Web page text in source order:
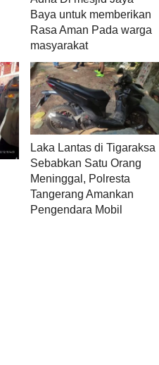
Baya untuk memberikan
Rasa Aman Pada warga
masyarakat
Laka Lantas di Tigaraksa
Sebabkan Satu Orang
Meninggal, Polresta
Tangerang Amankan
Pengendara Mobil